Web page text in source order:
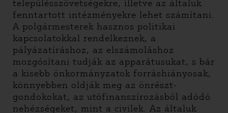
településszövetségekre, illetve az általuk
fenntartott intézményekre lehet számítani.
A polgármesterek hasznos politikai
kapcsolatokkal rendelkeznek, a
pályázatíráshoz, az elszámoláshoz
mozgósítani tudják az apparátusukat, s bár
a kisebb önkormányzatok forráshiányosak,
könnyebben oldják meg az önrészt-
gondokokat, az utófinanszírozásból adódó
nehézségeket, mint a civilek. Az általuk